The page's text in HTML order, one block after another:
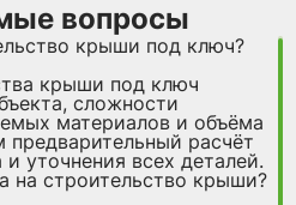
вопросы
крыши под ключ?
крыши под ключ
сложности
материалов и объёма
расчёт
уточнения всех деталей.
на строительство крыши?